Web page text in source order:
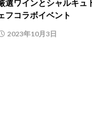
選ワインとシャルキ
フコラボイベント
2023年10月3日